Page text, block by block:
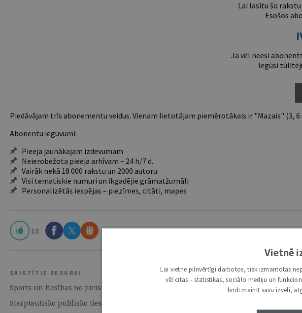
Lai lasītu šo
Esošos
Ja vēl neesi
Iegūsi
Piedāvājam trīs abonementu veidus. Vienam lietotājam piemērotākais ir "Mazais" (3, 6
Abonentu ieguvumi:
Pieeja jaunākajam izdevumam
Neierobežota pieeja arhīvam – 24 h/7 d.
Vairāk nekā 18 000 rakstu un 2000 autoru
Visi tematiskie numuri un ikgadējie grāmatžurnāli
Personalizētās iespējas – piezīmes, citāti, mapes
13
SAISTĪTIE RESURSI
Sports un tiesības no jurista skatpunkta | 16. Augusts 2016 | Numura tēma
Starptautisko publisko tiesību ietekme uz sporta tiesību attīstību | 16. Augusts 2016
Vietnē
Lai vietne pilnvērtīgi darbotos, tiek izmantotas
vēl citas – statistikas, sociālo mediju un
brīdī mainīt savu izvēli,